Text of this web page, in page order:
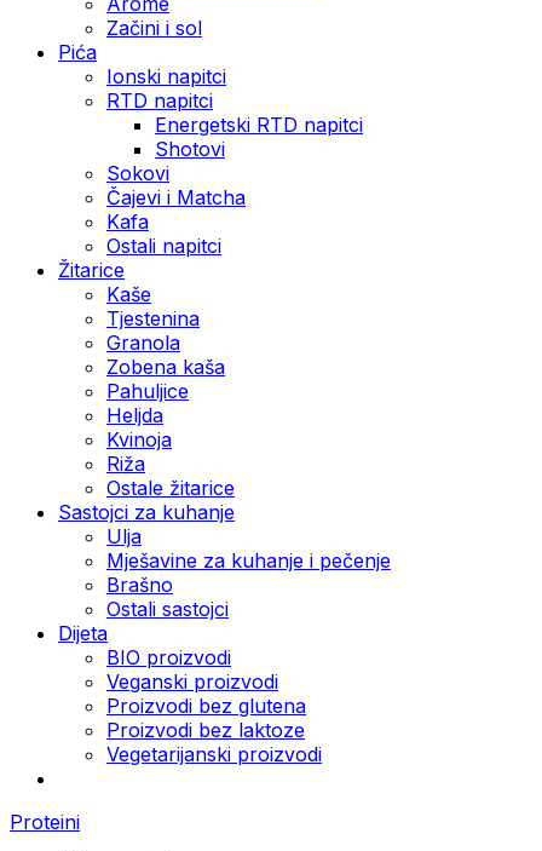
Začini i sol
Pića
Ionski napitci
RTD napitci
Energetski RTD napitci
Shotovi
Sokovi
Čajevi i Matcha
Kafa
Ostali napitci
Žitarice
Kaše
Tjestenina
Granola
Zobena kaša
Pahuljice
Heljda
Kvinoja
Riža
Ostale žitarice
Sastojci za kuhanje
Ulja
Mješavine za kuhanje i pečenje
Brašno
Ostali sastojci
Dijeta
BIO proizvodi
Veganski proizvodi
Proizvodi bez glutena
Proizvodi bez laktoze
Vegetarijanski proizvodi
Proteini